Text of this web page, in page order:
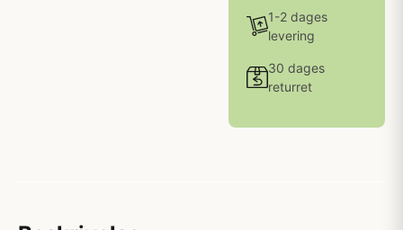
1-2 dages
levering
30 dages
returret